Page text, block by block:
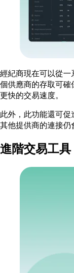
經紀商現在可以從一
個供應商的存取可確
更快的交易速度。
此外，此功能還可
其他提供商的連接仍
進階交易工